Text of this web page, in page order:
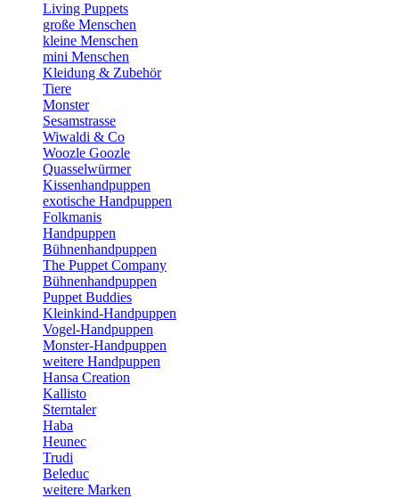
Living Puppets
große Menschen
kleine Menschen
mini Menschen
Kleidung & Zubehör
Tiere
Monster
Sesamstrasse
Wiwaldi & Co
Woozle Goozle
Quasselwürmer
Kissenhandpuppen
exotische Handpuppen
Folkmanis
Handpuppen
Bühnenhandpuppen
The Puppet Company
Bühnenhandpuppen
Puppet Buddies
Kleinkind-Handpuppen
Vogel-Handpuppen
Monster-Handpuppen
weitere Handpuppen
Hansa Creation
Kallisto
Sterntaler
Haba
Heunec
Trudi
Beleduc
weitere Marken